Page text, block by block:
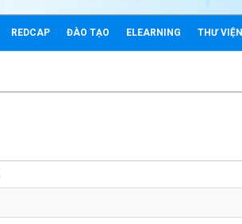
REDCAP ĐÀO TẠO ELEARNING THƯ VIỆN